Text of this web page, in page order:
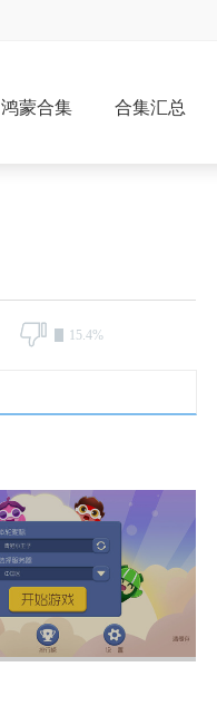
鸿蒙合集 合集汇总
15.4%